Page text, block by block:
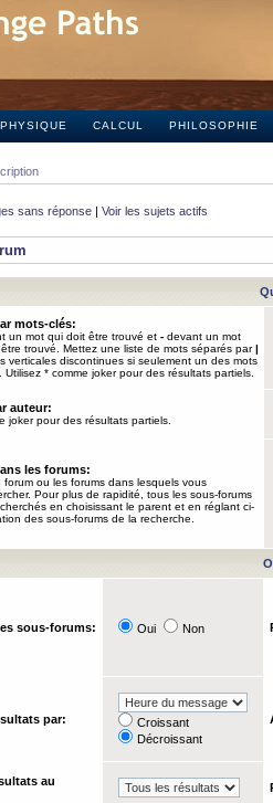
PHYSIQUE CALCUL PHILOSOPHIE
sans réponse | Voir les sujets actifs
mots-clés:
un mot qui doit être trouvé et - devant un mot
trouvé. Mettez une liste de mots séparés par|
verticales discontinues si seulement un des mots
* comme joker pour des résultats partiels.
auteur:
joker pour des résultats partiels.
les forums:
forum ou les forums dans lesquels vous
Pour plus de rapidité, tous les sous-forums
en choisissant le parent et en réglant ci-
des sous-forums de la recherche.
sous-forums: Oui Non
par:
Croissant
Décroissant
au